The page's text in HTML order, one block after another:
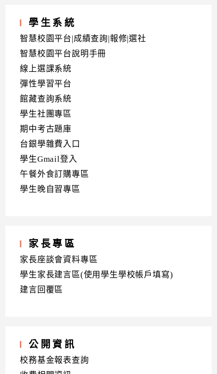
學生系統
智慧校園平台|成績查詢|報修|選社
智慧校園平台說明手冊
線上選課系統
彈性學習平台
館藏查詢系統
學生社團專區
期中考古題庫
台銀學雜費入口
學生Gmail登入
午餐外食訂購專區
學生晚自習專區
家長專區
家長座談會資料專區
學生家長建言區(使用學生學校帳戶填寫)
建言回覆區
公開資訊
校務基金報表查詢